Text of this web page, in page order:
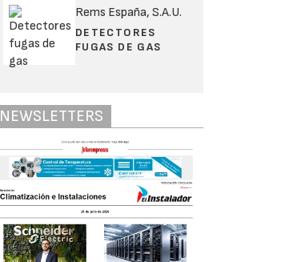
Rems España, S.A.U.
DETECTORES
FUGAS DE GAS
NEWSLETTERS